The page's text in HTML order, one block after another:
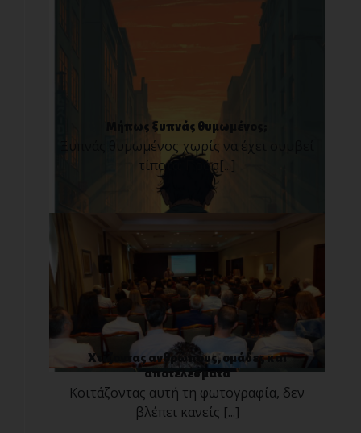
Μήπως ξυπνάς θυμωμένος;
Ξυπνάς θυμωμένος χωρίς να έχει συμβεί
τίποτα; Πρόσ[...]
Χτίζοντας ανθρώπους, ομάδες και
αποτελέσματα
Κοιτάζοντας αυτή τη φωτογραφία, δεν
βλέπει κανείς [...]